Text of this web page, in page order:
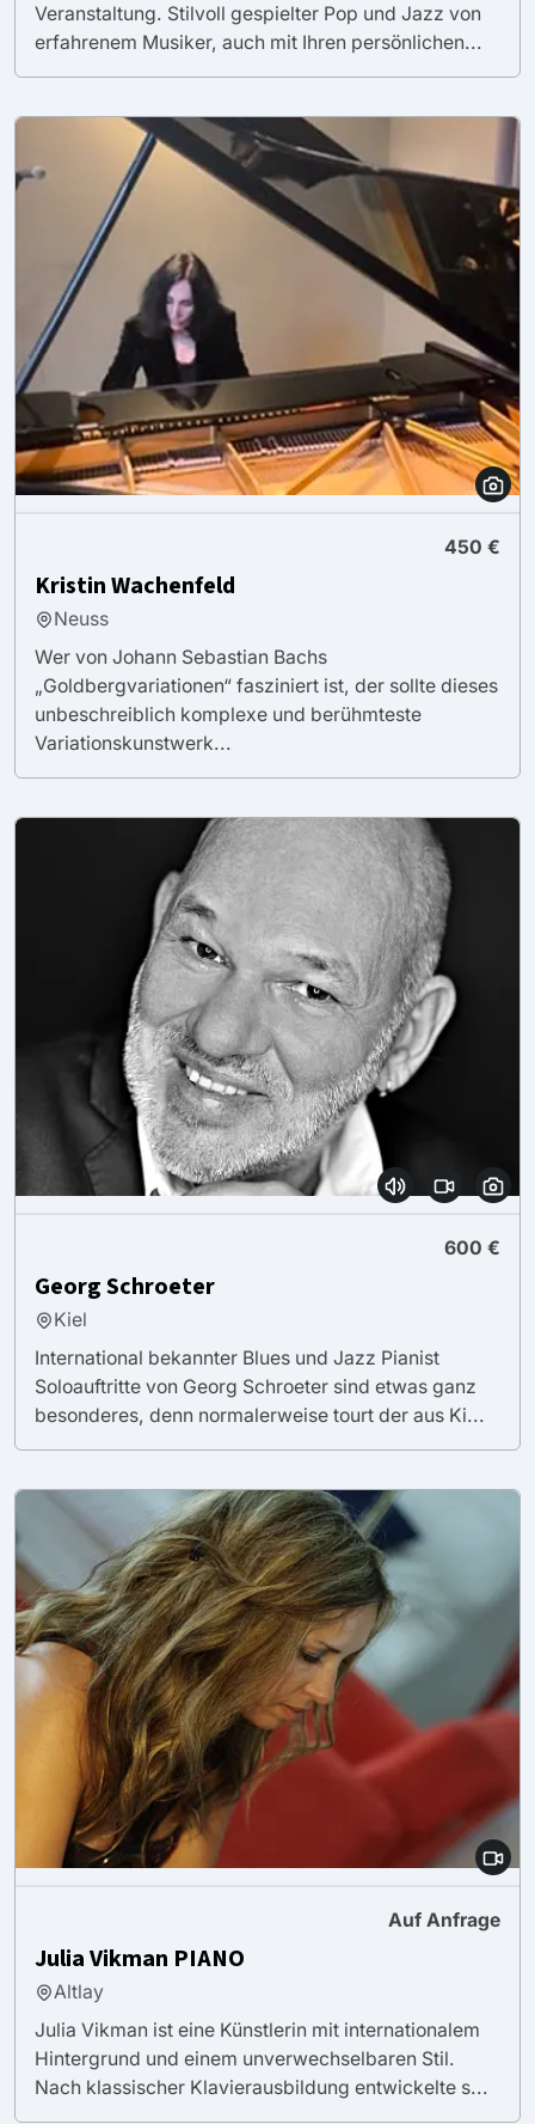
Veranstaltung. Stilvoll gespielter Pop und Jazz von
erfahrenem Musiker, auch mit Ihren persönlichen...
450 €
Kristin Wachenfeld
Neuss
Wer von Johann Sebastian Bachs
„Goldbergvariationen“ fasziniert ist, der sollte dieses
unbeschreiblich komplexe und berühmteste
Variationskunstwerk...
600 €
Georg Schroeter
Kiel
International bekannter Blues und Jazz Pianist
Soloauftritte von Georg Schroeter sind etwas ganz
besonderes, denn normalerweise tourt der aus Ki...
Auf Anfrage
Julia Vikman PIANO
Altlay
Julia Vikman ist eine Künstlerin mit internationalem
Hintergrund und einem unverwechselbaren Stil.
Nach klassischer Klavierausbildung entwickelte s...